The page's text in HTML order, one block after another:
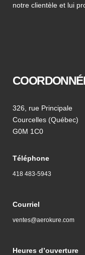
notre clientèle et lui
326, rue Principale
Courcelles (Québec)
G0M 1C0
Téléphone
418 483-5943
Courriel
ventes@aerokure.com
Heures d’ouverture